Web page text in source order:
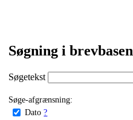
Søgning i brevbasen
Søgetekst
Søge-afgrænsning:
Dato ?